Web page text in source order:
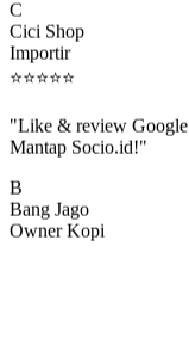
Cici Shop
Importir
⭐⭐⭐⭐⭐
Mantap Socio.id!"
Bang Jago
Owner Kopi